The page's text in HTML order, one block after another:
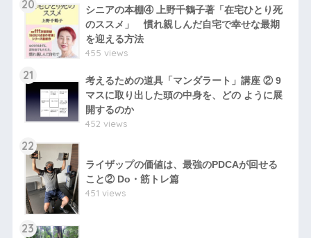
20
シニアの本棚④ 上野千鶴子著「在宅ひとり死
のススメ」 慣れ親しんだ自宅で幸せな最期
を迎える方法
455 views
21
考えるための道具「マンダラート」講座 ② 9
マスに取り出した頭の中身を、どの ように展
開するのか
452 views
22
ライザップの価値は、最強のPDCAが回せる
こと② Do・筋トレ篇
451 views
23